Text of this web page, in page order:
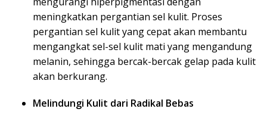
meningkatkan pergantian sel kulit. Proses
pergantian sel kulit yang cepat akan membantu
mengangkat sel-sel kulit mati yang mengandung
melanin, sehingga bercak-bercak gelap pada kulit
akan berkurang.
Melindungi Kulit dari Radikal Bebas